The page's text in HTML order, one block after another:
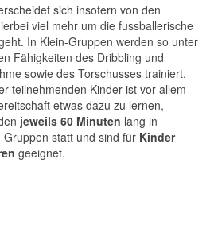
sich insofern von den
viel mehr um die fussballerische
In Klein-Gruppen werden so unter
Fähigkeiten des Dribbling und
sowie des Torschusses trainiert.
teilnehmenden Kinder ist vor allem
etwas dazu zu lernen,
jeweils 60 Minuten lang in
statt und sind für Kinder
geeignet.